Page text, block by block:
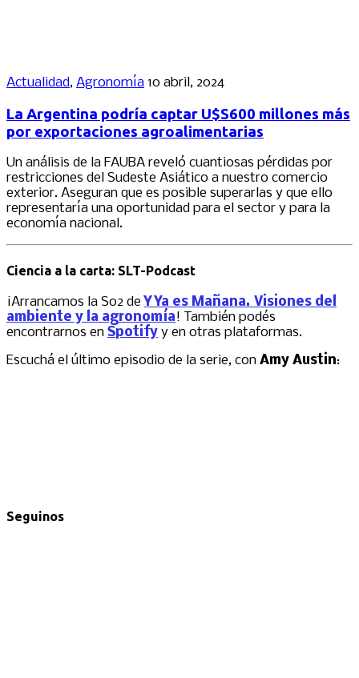
Actualidad, Agronomía 10 abril, 2024
La Argentina podría captar U$S600 millones más
por exportaciones agroalimentarias
Un análisis de la FAUBA reveló cuantiosas pérdidas por
restricciones del Sudeste Asiático a nuestro comercio
exterior. Aseguran que es posible superarlas y que ello
representaría una oportunidad para el sector y para la
economía nacional.
Ciencia a la carta: SLT-Podcast
¡Arrancamos la S02 deY Ya es Mañana. Visiones del
ambiente y la agronomía! También podés
encontrarnos en Spotify y en otras plataformas.
Escuchá el último episodio de la serie, con Amy Austin:
Seguinos